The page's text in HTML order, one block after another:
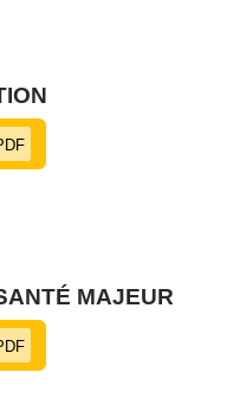
MAJEUR